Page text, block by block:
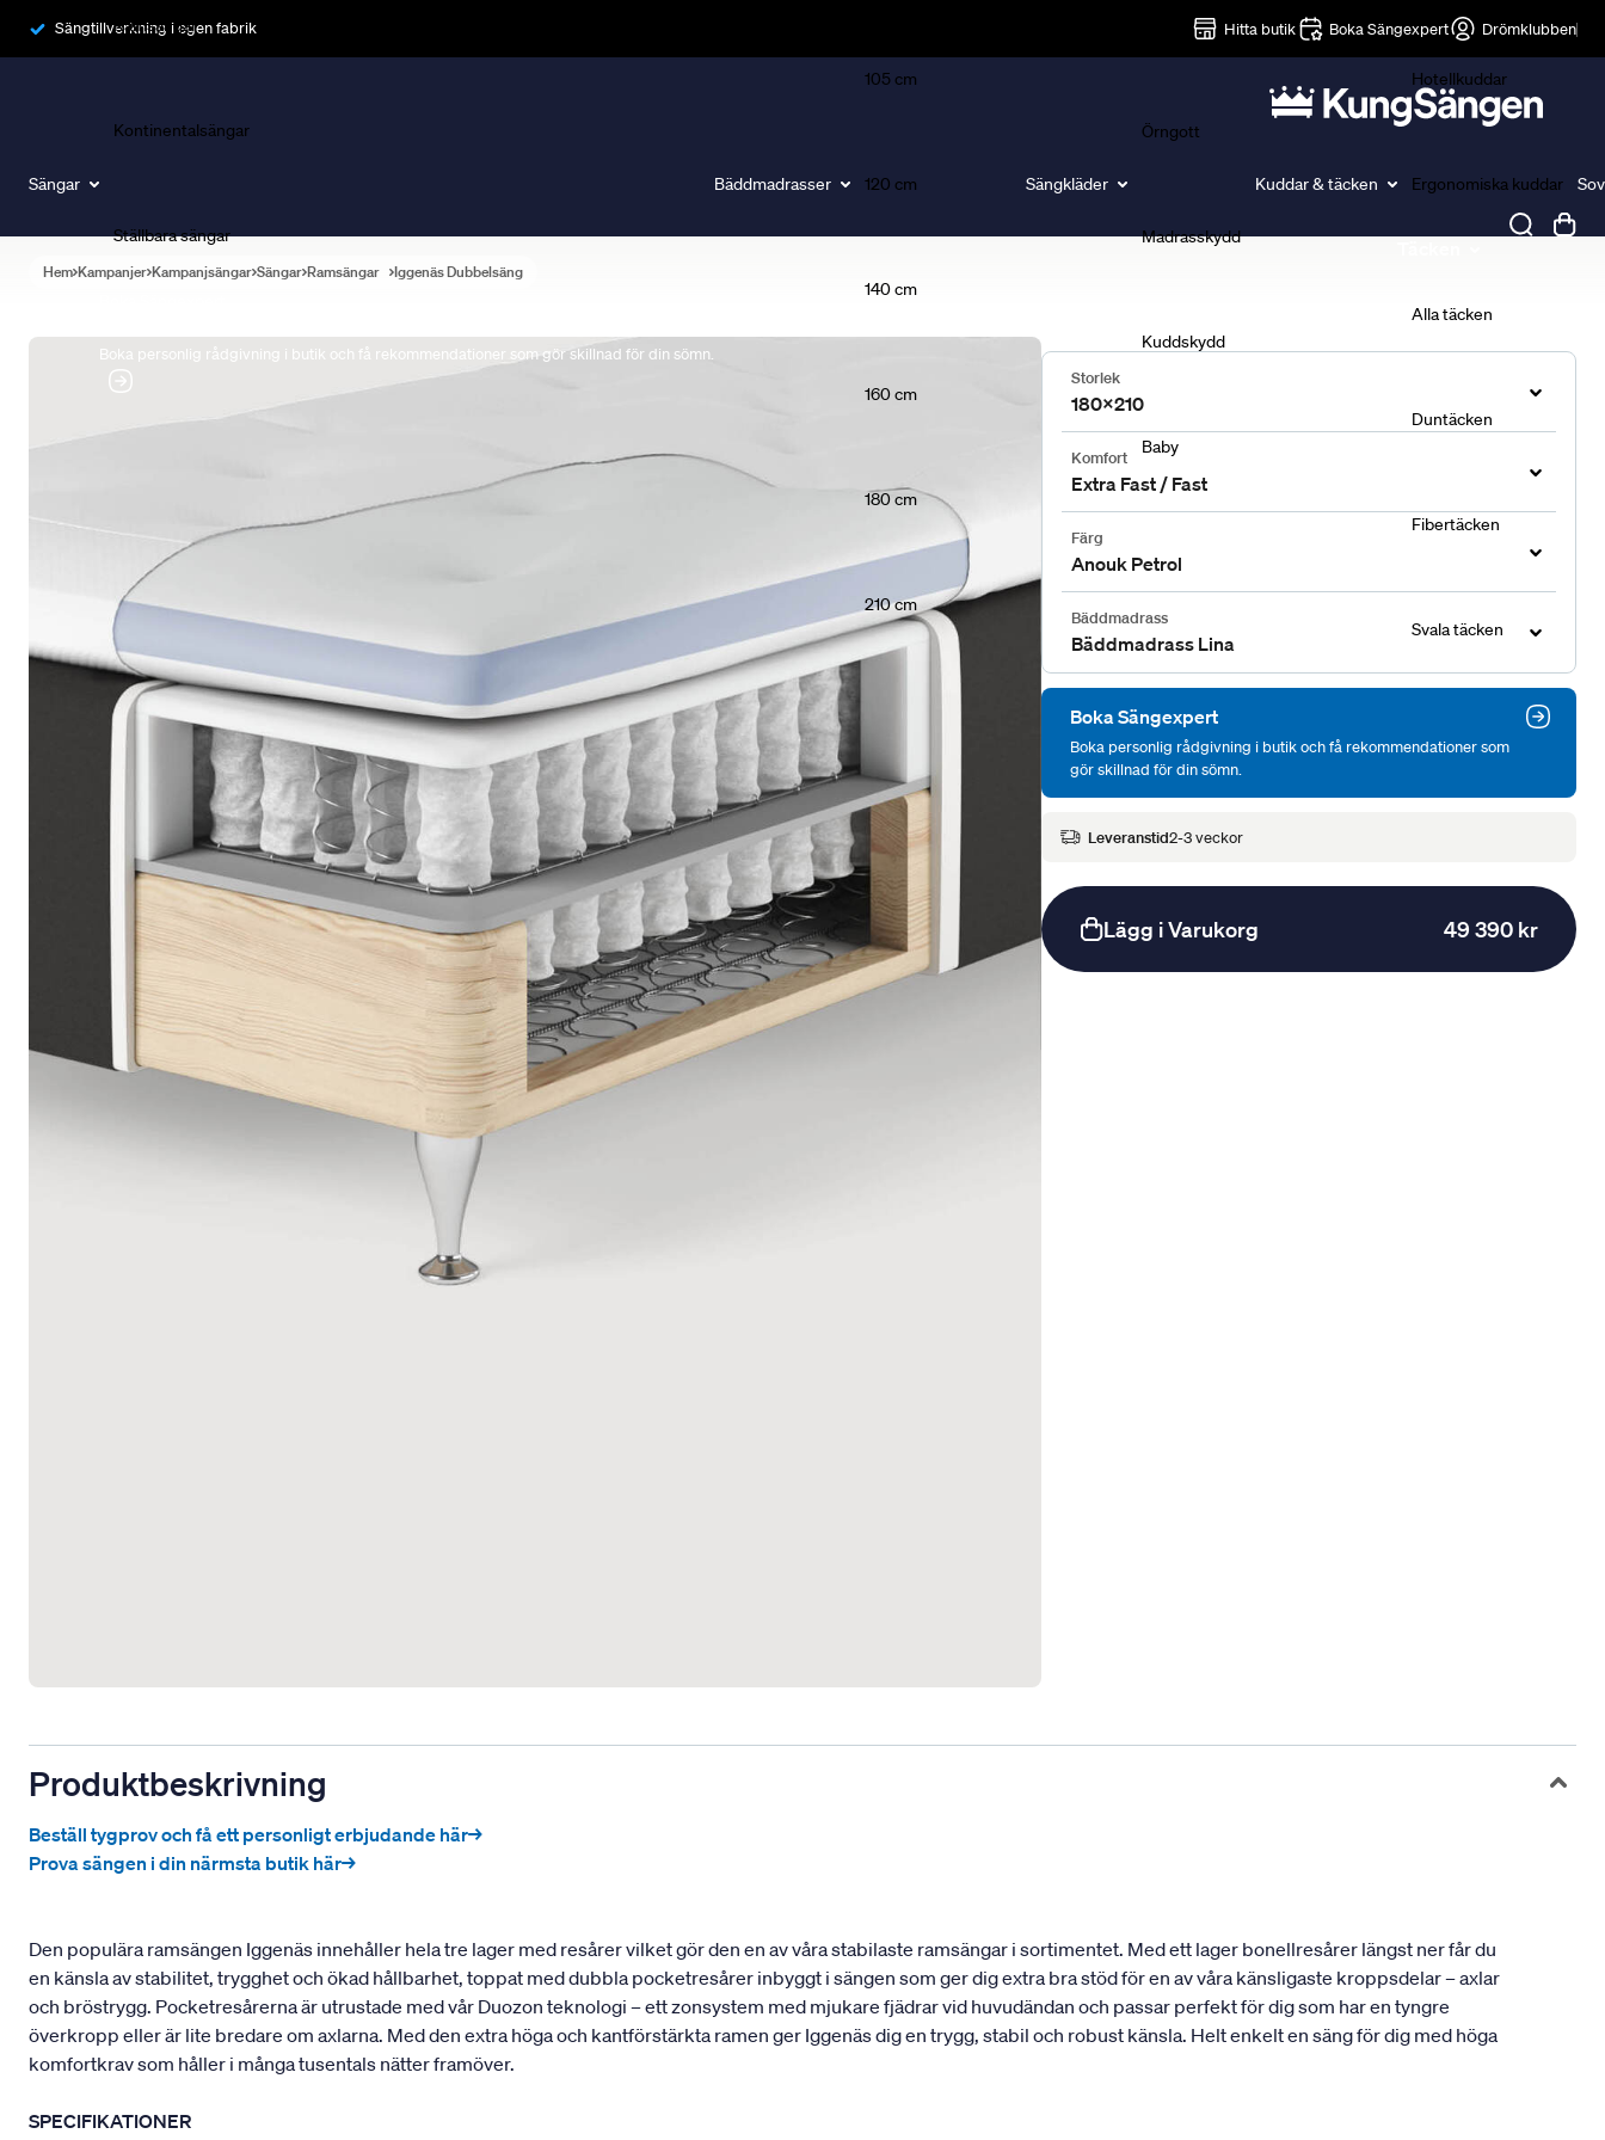
Sängtillverkning i egen fabrik Hitta butik Boka Sängexpert Drömklubben
Sängar
Ramsängar
Kontinentalsängar
Ställbara sängar
Boka personlig rådgivning i butik och få rekommendationer som gör skillnad för din sömn.
Bäddmadrasser
105 cm
120 cm
140 cm
160 cm
180 cm
210 cm
Sängkläder
Örngott
Madrasskydd
Kuddskydd
Baby
Kuddar & täcken
Hotellkuddar
Ergonomiska kuddar
Alla täcken
Duntäcken
Fibertäcken
Svala täcken
Hem Kampanjer Kampanjsängar Sängar Ramsängar Iggenäs Dubbelsäng
Storlek
180x210
Komfort
Extra Fast / Fast
Färg
Anouk Petrol
Bäddmadrass
Bäddmadrass Lina
Boka Sängexpert
Boka personlig rådgivning i butik och få rekommendationer som
gör skillnad för din sömn.
Leveranstid2-3 veckor
Lägg i Varukorg 49 390 kr
Produktbeskrivning
Beställ tygprov och få ett personligt erbjudande här→
Prova sängen i din närmsta butik här→
Den populära ramsängen Iggenäs innehåller hela tre lager med resårer vilket gör den en av våra stabilaste ramsängar i sortimentet. Med ett lager bonellresårer längst ner får du
en känsla av stabilitet, trygghet och ökad hållbarhet, toppat med dubbla pocketresårer inbyggt i sängen som ger dig extra bra stöd för en av våra känsligaste kroppsdelar – axlar
och bröstrygg. Pocketresårerna är utrustade med vår Duozon teknologi – ett zonsystem med mjukare fjädrar vid huvudändan och passar perfekt för dig som har en tyngre
överkropp eller är lite bredare om axlarna. Med den extra höga och kantförstärkta ramen ger Iggenäs dig en trygg, stabil och robust känsla. Helt enkelt en säng för dig med höga
komfortkrav som håller i många tusentals nätter framöver.
SPECIFIKATIONER